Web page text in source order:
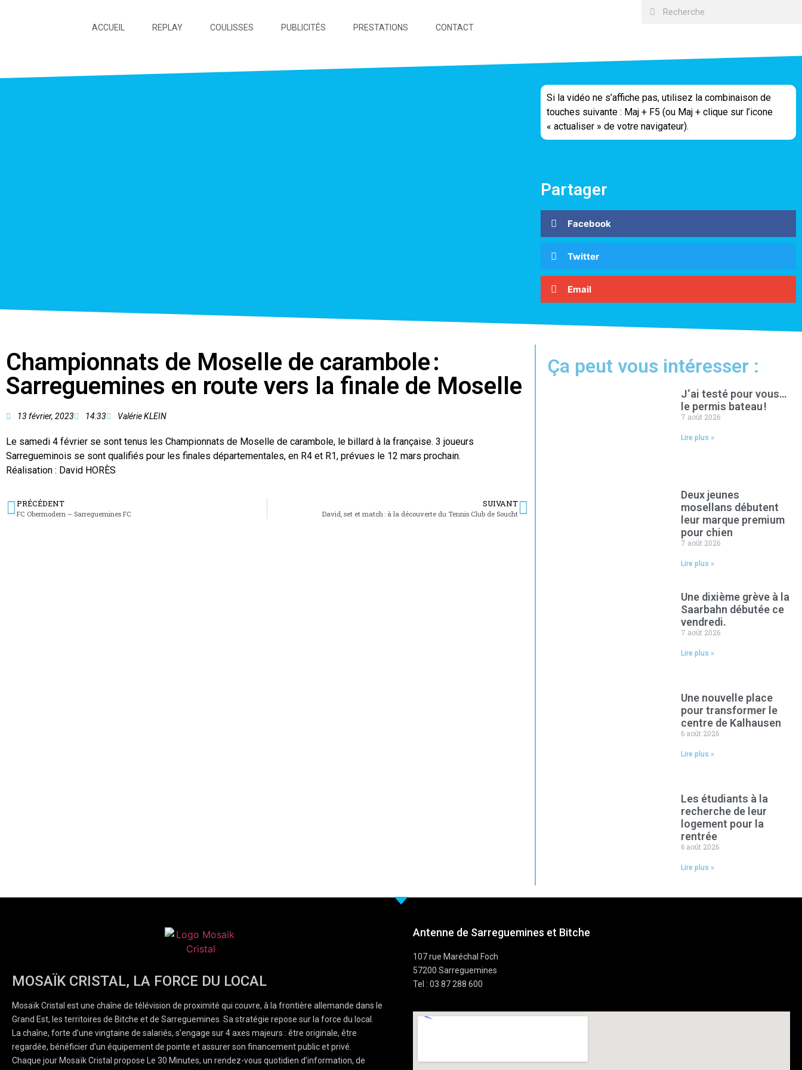
ACCUEIL REPLAY COULISSES PUBLICITÉS PRESTATIONS CONTACT
Si la vidéo ne s’affiche pas, utilisez la combinaison de
touches suivante : Maj + F5 (ou Maj + clique sur l’icone
« actualiser » de votre navigateur).
Partager
Facebook
Twitter
Email
Championnats de Moselle de carambole :
Sarreguemines en route vers la finale de Moselle
13 février, 2023 14:33 Valérie KLEIN
Le samedi 4 février se sont tenus les Championnats de Moselle de carambole, le billard à la française. 3 joueurs
Sarregueminois se sont qualifiés pour les finales départementales, en R4 et R1, prévues le 12 mars prochain.
Réalisation : David HORÈS
PRÉCÉDENT
FC Obermodern – Sarreguemines FC
SUIVANT
David, set et match : à la découverte du Tennis Club de Soucht
Ça peut vous intéresser :
J‘ai testé pour vous…
le permis bateau !
7 août 2026
Lire plus »
Deux jeunes
mosellans débutent
leur marque premium
pour chien
7 août 2026
Lire plus »
Une dixième grève à la
Saarbahn débutée ce
vendredi.
7 août 2026
Lire plus »
Une nouvelle place
pour transformer le
centre de Kalhausen
6 août 2026
Lire plus »
Les étudiants à la
recherche de leur
logement pour la
rentrée
6 août 2026
Lire plus »
MOSAÏK CRISTAL, LA FORCE DU LOCAL
Mosaïk Cristal est une chaîne de télévision de proximité qui couvre, à la frontière allemande dans le
Grand Est, les territoires de Bitche et de Sarreguemines. Sa stratégie repose sur la force du local.
La chaîne, forte d’une vingtaine de salariés, s’engage sur 4 axes majeurs : être originale, être
regardée, bénéficier d’un équipement de pointe et assurer son financement public et privé.
Chaque jour Mosaïk Cristal propose Le 30 Minutes, un rendez-vous quotidien d’information, de
Antenne de Sarreguemines et Bitche
107 rue Maréchal Foch
57200 Sarreguemines
Tel : 03 87 288 600